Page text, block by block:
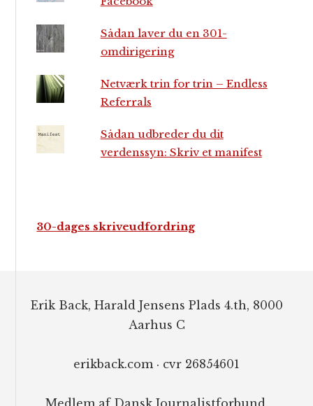
Sådan laver du en 301-
omdirigering
Netværk trin for trin – Endless
Referrals
Sådan udbreder du dit
verdenssyn: Skriv et manifest
30-dages skriveudfordring
Erik Back, Harald Jensens Plads 4.th, 8000
Aarhus C
erikback.com · cvr 26854601